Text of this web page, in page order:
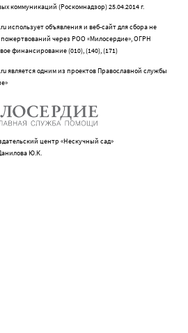
коммуникаций (Роскомнадзор) 25.04.2014 г.
использует объявления и веб-сайт для сбора не
пожертвований через РОО «Милосердие», ОГРН
финансирование (010), (140), (171)
является одним из проектов Православной службы
центр «Нескучный сад»
Ю.К.